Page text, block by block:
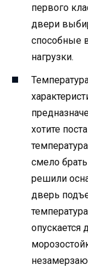
первого
двери
способные
нагрузки.
хотите
смело
решили
дверь
опускается